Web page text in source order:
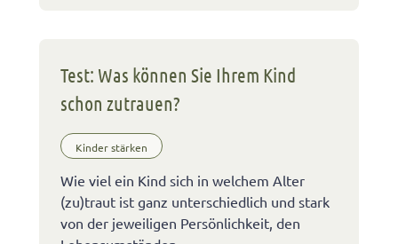
Test: Was können Sie Ihrem Kind
schon zutrauen?
Kinder stärken
Wie viel ein Kind sich in welchem Alter
(zu)traut ist ganz unterschiedlich und stark
von der jeweiligen Persönlichkeit, den